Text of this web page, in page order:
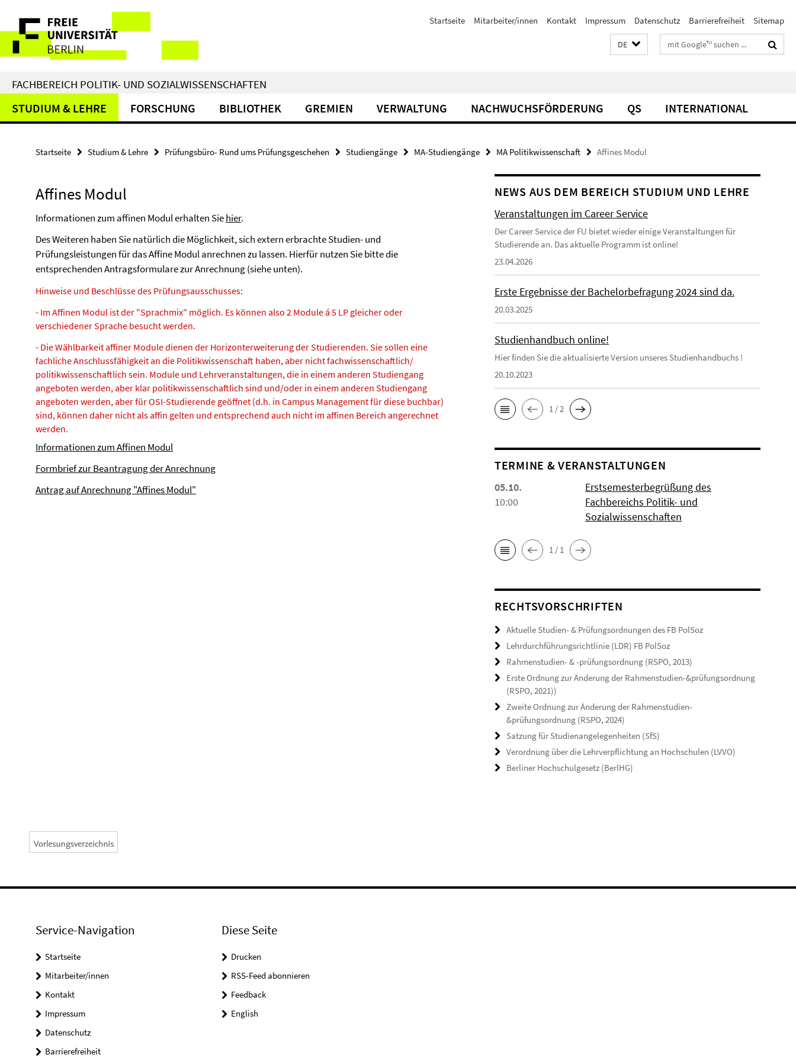
direkt
Inhalt
Service-
Navigation
Startseite Mitarbeiter/innen Kontakt Impressum Datenschutz Barrierefreiheit Sitemap
DE Suchbegriffe
FACHBEREICH POLITIK- UND SOZIALWISSENSCHAFTEN
STUDIUM & LEHRE FORSCHUNG BIBLIOTHEK GREMIEN VERWALTUNG NACHWUCHSFÖRDERUNG QS INTERNATIONAL
Startseite Studium & Lehre Prüfungsbüro- Rund ums Prüfungsgeschehen Studiengänge MA-Studiengänge MA Politikwissenschaft Affines Modul
Affines Modul
Informationen zum affinen Modul erhalten Siehier.
Des Weiteren haben Sie natürlich die Möglichkeit, sich extern erbrachte Studien- und
Prüfungsleistungen für das Affine Modul anrechnen zu lassen. Hierfür nutzen Sie bitte die
entsprechenden Antragsformulare zur Anrechnung (siehe unten).
Hinweise und Beschlüsse des Prüfungsausschusses:
- Im Affinen Modul ist der "Sprachmix" möglich. Es können also 2 Module á 5 LP gleicher oder
verschiedener Sprache besucht werden.
- Die Wählbarkeit affiner Module dienen der Horizonterweiterung der Studierenden. Sie sollen eine
fachliche Anschlussfähigkeit an die Politikwissenschaft haben, aber nicht fachwissenschaftlich/
politikwissenschaftlich sein. Module und Lehrveranstaltungen, die in einem anderen Studiengang
angeboten werden, aber klar politikwissenschaftlich sind und/oder in einem anderen Studiengang
angeboten werden, aber für OSI-Studierende geöffnet (d.h. in Campus Management für diese buchbar)
sind, können daher nicht als affin gelten und entsprechend auch nicht im affinen Bereich angerechnet
werden.
Informationen zum Affinen Modul
Formbrief zur Beantragung der Anrechnung
Antrag auf Anrechnung "Affines Modul"
NEWS AUS DEM BEREICH STUDIUM UND LEHRE
Veranstaltungen im Career Service
Der Career Service der FU bietet wieder einige Veranstaltungen für
Studierende an. Das aktuelle Programm ist online!
23.04.2026
Erste Ergebnisse der Bachelorbefragung 2024 sind da.
20.03.2025
Studienhandbuch online!
Hier finden Sie die aktualisierte Version unseres Studienhandbuchs !
20.10.2023
1 / 2
TERMINE & VERANSTALTUNGEN
05.10.
10:00
Erstsemesterbegrüßung des
Fachbereichs Politik- und
Sozialwissenschaften
1 / 1
RECHTSVORSCHRIFTEN
Aktuelle Studien- & Prüfungsordnungen des FB PolSoz
Lehrdurchführungsrichtlinie (LDR) FB PolSoz
Rahmenstudien- & -prüfungsordnung (RSPO, 2013)
Erste Ordnung zur Änderung der Rahmenstudien-&prüfungsordnung
(RSPO, 2021))
Zweite Ordnung zur Änderung der Rahmenstudien-
&prüfungsordnung (RSPO, 2024)
Satzung für Studienangelegenheiten (SfS)
Verordnung über die Lehrverpflichtung an Hochschulen (LVVO)
Berliner Hochschulgesetz (BerlHG)
Service-Navigation
Startseite
Mitarbeiter/innen
Kontakt
Impressum
Datenschutz
Barrierefreiheit
Diese Seite
Drucken
RSS-Feed abonnieren
Feedback
English